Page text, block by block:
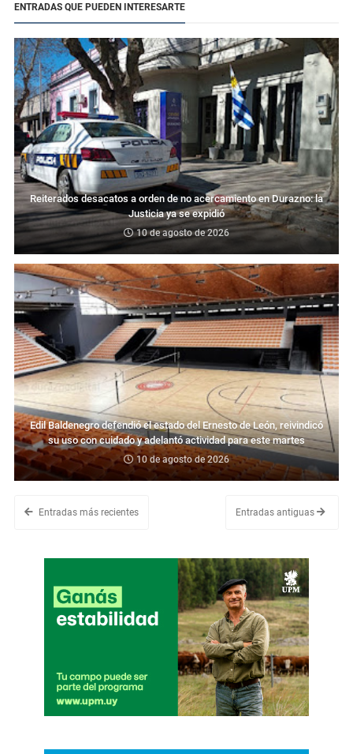
ENTRADAS QUE PUEDEN INTERESARTE
Reiterados desacatos a orden de no acercamiento en Durazno: la
Justicia ya se expidió
10 de agosto de 2026
Edil Baldenegro defendió el estado del Ernesto de León, reivindicó
su uso con cuidado y adelantó actividad para este martes
10 de agosto de 2026
Entradas más recientes Entradas antiguas